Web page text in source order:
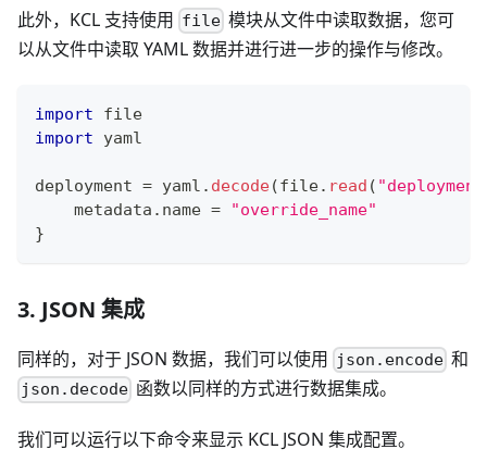
此外，KCL 支持使用 file 模块从文件中读取数据，您可
以从文件中读取 YAML 数据并进行进一步的操作与修改。
import file
import yaml
deployment = yaml . decode(file. read (
    metadata
. name =
"override_name"
}
3. JSON 集成
同样的，对于 JSON 数据，我们可以使用 json.encode 和
json.decode 函数以同样的方式进行数据集成。
我们可以运行以下命令来显示 KCL JSON 集成配置。